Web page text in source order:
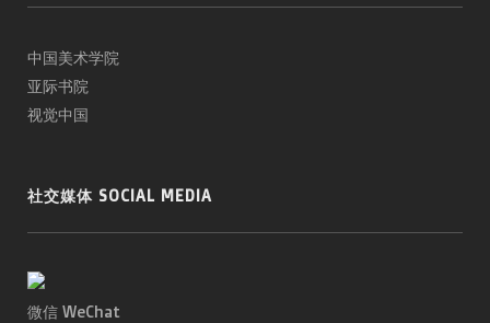
中国美术学院
亚际书院
视觉中国
社交媒体 SOCIAL MEDIA
微信 WeChat